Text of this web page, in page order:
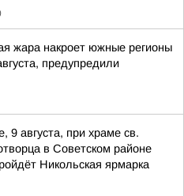
жара накроет южные регионы
предупредили
9 августа, при храме св.
в Советском районе
Никольская ярмарка